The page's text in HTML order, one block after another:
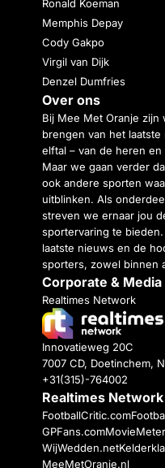
Ronald Koeman
Memphis Depay
Cody Gakpo
Virgil van Dijk
Denzel Dumfries
Over ons
Bij Mee Met Oranje
brengen van het
elftal – van de heren
Maar we gaan verder
ook andere sporten
uitblinken. Als
streven we ernaar jou
sportervaring te
laatste nieuws en de
sporters, zowel binnen
Corporate & Media
Realtimes Network
Innovatieweg 20C
7007 CD, Doetinchem,
+31(315)-764002
Realtimes Network
FootballCritic.com
GPFans.com
WijWedden.net
MeeMetOranje.nl